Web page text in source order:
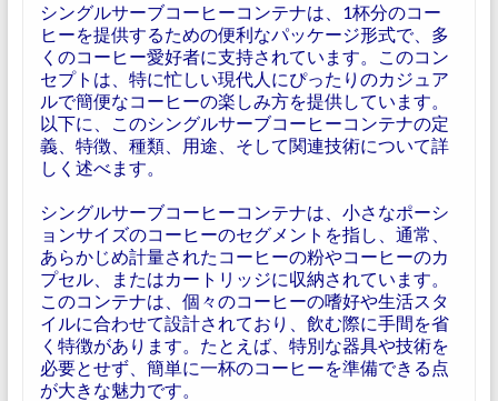
シングルサーブコーヒーコンテナは、1杯分のコー
ヒーを提供するための便利なパッケージ形式で、多
くのコーヒー愛好者に支持されています。このコン
セプトは、特に忙しい現代人にぴったりのカジュア
ルで簡便なコーヒーの楽しみ方を提供しています。
以下に、このシングルサーブコーヒーコンテナの定
義、特徴、種類、用途、そして関連技術について詳
しく述べます。
シングルサーブコーヒーコンテナは、小さなポーシ
ョンサイズのコーヒーのセグメントを指し、通常、
あらかじめ計量されたコーヒーの粉やコーヒーのカ
プセル、またはカートリッジに収納されています。
このコンテナは、個々のコーヒーの嗜好や生活スタ
イルに合わせて設計されており、飲む際に手間を省
く特徴があります。たとえば、特別な器具や技術を
必要とせず、簡単に一杯のコーヒーを準備できる点
が大きな魅力です。